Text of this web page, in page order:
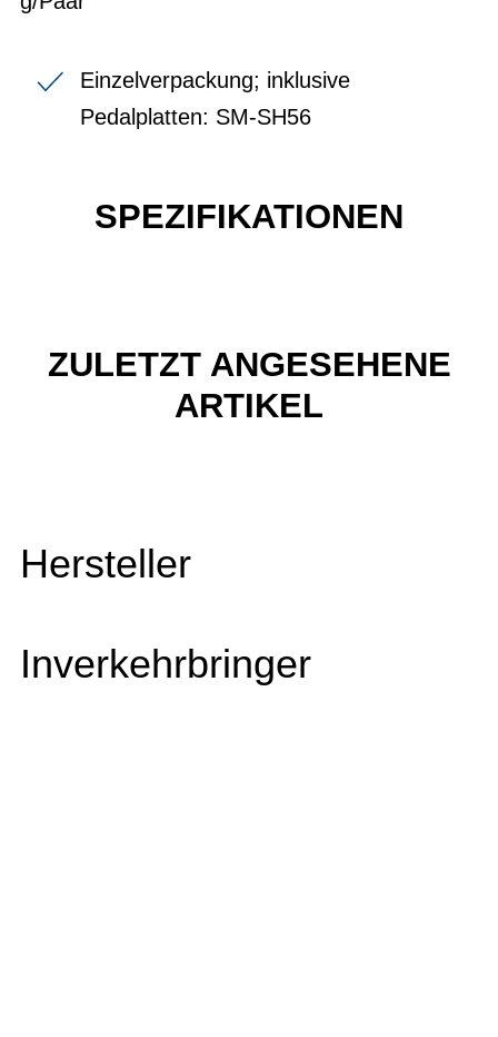
Einzelverpackung; inklusive
Pedalplatten: SM-SH56
SPEZIFIKATIONEN
ZULETZT ANGESEHENE
ARTIKEL
Hersteller
Inverkehrbringer